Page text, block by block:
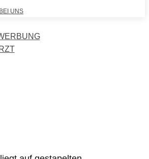
UNS